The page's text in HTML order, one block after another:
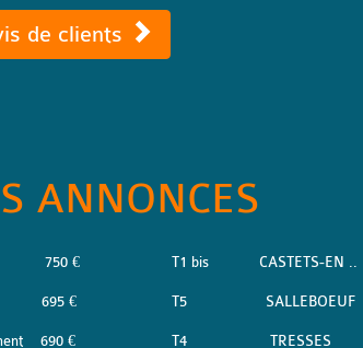
de clients
ANNONCES
750 €
695 €
690 €
T1 bis CASTETS-EN ..
T5 SALLEBOEUF
T4 TRESSES